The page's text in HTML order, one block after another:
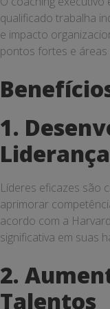
qualificado trabalha
e impacto
pontos fortes e áreas
1.
Liderança
Líderes eficazes são
aprimorar
acordo com a
significativa em suas
2.
Talentos